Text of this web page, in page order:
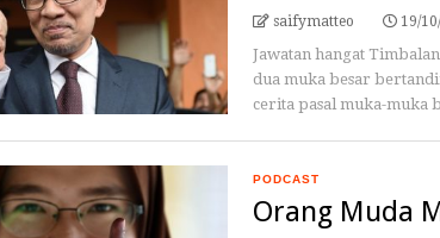
saifymatteo 19/
Jawatan hangat
dua muka besar
cerita pasal muka-muka
PODCAST
Orang Muda